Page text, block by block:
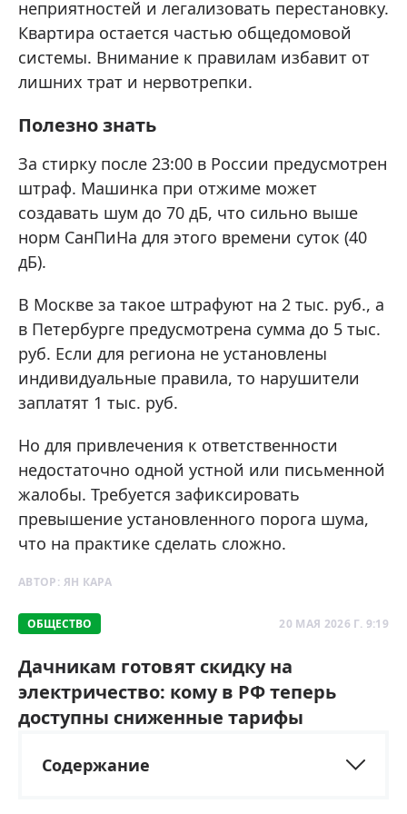
неприятностей и легализовать перестановку.
Квартира остается частью общедомовой
системы. Внимание к правилам избавит от
лишних трат и нервотрепки.
Полезно знать
За стирку после 23:00 в России предусмотрен
штраф. Машинка при отжиме может
создавать шум до 70 дБ, что сильно выше
норм СанПиНа для этого времени суток (40
дБ).
В Москве за такое штрафуют на 2 тыс. руб., а
в Петербурге предусмотрена сумма до 5 тыс.
руб. Если для региона не установлены
индивидуальные правила, то нарушители
заплатят 1 тыс. руб.
Но для привлечения к ответственности
недостаточно одной устной или письменной
жалобы. Требуется зафиксировать
превышение установленного порога шума,
что на практике сделать сложно.
АВТОР: ЯН КАРА
ОБЩЕСТВО 20 МАЯ 2026 Г. 9:19
Дачникам готовят скидку на
электричество: кому в РФ теперь
доступны сниженные тарифы
Содержание